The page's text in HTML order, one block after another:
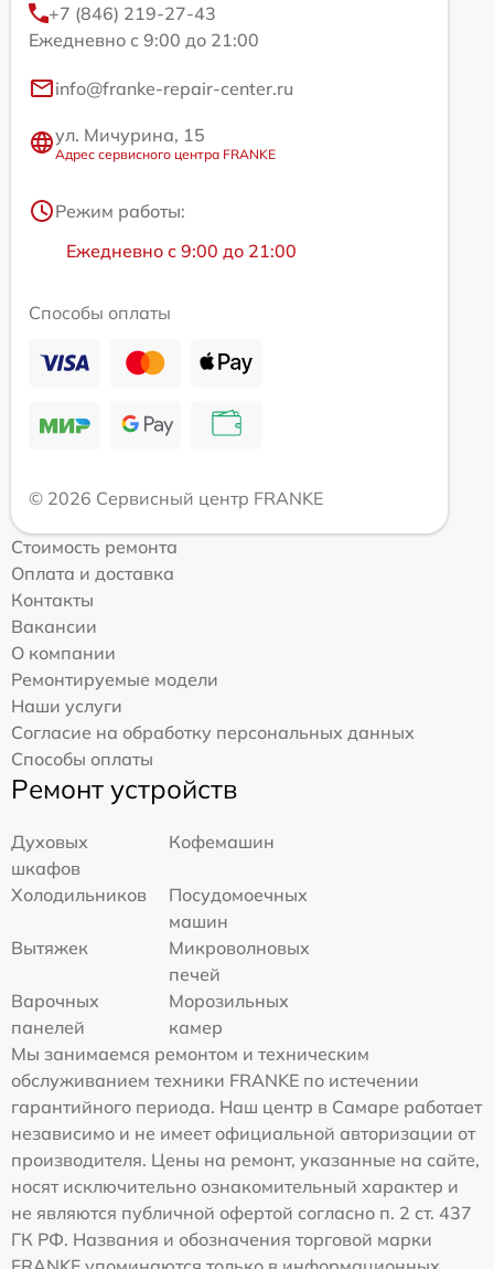
+7 (846) 219-27-43
Ежедневно с 9:00 до 21:00
info@franke-repair-center.ru
ул. Мичурина, 15
Адрес сервисного центра FRANKE
Режим работы:
Ежедневно с 9:00 до 21:00
Способы оплаты
© 2026 Сервисный центр FRANKE
Стоимость ремонта
Оплата и доставка
Контакты
Вакансии
О компании
Ремонтируемые модели
Наши услуги
Согласие на обработку персональных данных
Способы оплаты
Ремонт устройств
Духовых
шкафов
Кофемашин
Холодильников
Посудомоечных
машин
Вытяжек
Микроволновых
печей
Варочных
панелей
Морозильных
камер
Мы занимаемся ремонтом и техническим
обслуживанием техники FRANKE по истечении
гарантийного периода. Наш центр в Самаре работает
независимо и не имеет официальной авторизации от
производителя. Цены на ремонт, указанные на сайте,
носят исключительно ознакомительный характер и
не являются публичной офертой согласно п. 2 ст. 437
ГК РФ. Названия и обозначения торговой марки